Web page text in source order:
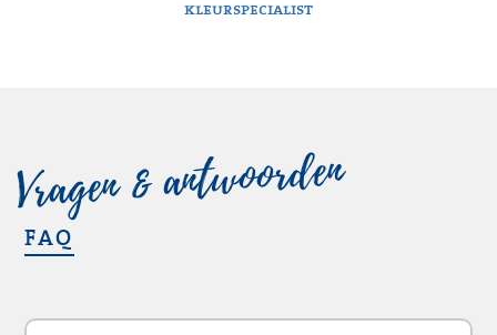
kleurspecialist
Vragen & antwoorden
FAQ